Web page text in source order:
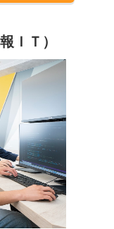
ＩＴ）